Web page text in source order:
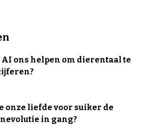
AI ons helpen om dierentaal te
onze liefde voor suiker de
in gang?